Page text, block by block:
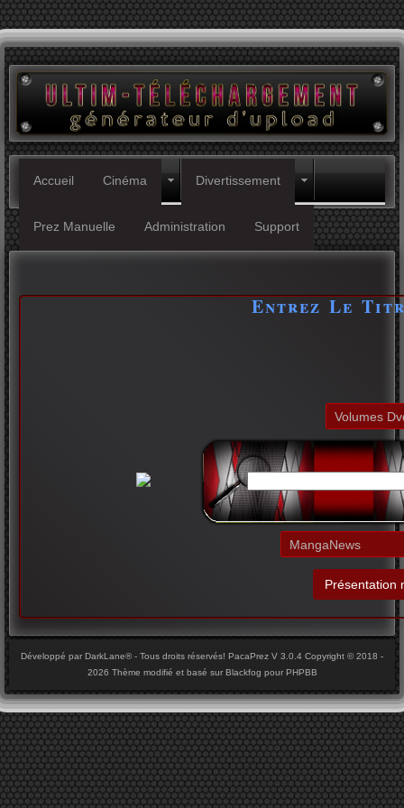
Accueil Cinéma Divertissement
Prez Manuelle Administration Support
Entrez Le
Développé par DarkLane® - Tous droits réservés! PacaPrez V 3.0.4 Copyright © 2018 -
2026 Thème modifié et basé sur Blackfog pour PHPBB